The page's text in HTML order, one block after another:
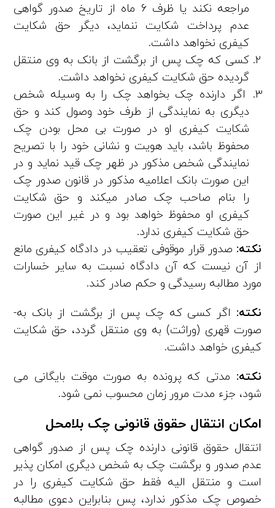
مراجعه نکند یا ظرف 6 ماه از تاریخ صدور گواهی
عدم پرداخت شکایت ننماید، دیگر حق شکایت
کیفری نخواهد داشت.
کسی که چک پس از برگشت از بانک به وی منتقل
گردیده حق شکایت کیفری نخواهد داشت.
اگر دارنده چک بخواهد چک را به وسیله شخص
دیگری به نمایندگی از طرف خود وصول کند و حق
شکایت کیفری او در صورت بی‌ محل بودن چک‌
محفوظ باشد، باید هویت و نشانی خود را با تصریح
نمایندگی شخص مذکور در ظهر چک قید نماید و در
این صورت بانک اعلامیه مذکور در قانون صدور چک
را بنام صاحب چک صادر می­کند و حق شکایت
کیفری او محفوظ خواهد بود و در غیر این صورت
حق شکایت کیفری ندارد.
نکته: صدور قرار موقوفی تعقیب در دادگاه کیفری مانع
از آن نیست که آن دادگاه نسبت به سایر خسارات
مورد مطالبه رسیدگی و حکم صادر کند.
نکته:اگر کسی که چک پس از برگشت از بانک به­
صورت قهری (وراثت) به وی منتقل گردد، حق شکایت
کیفری خواهد داشت.
نکته: مدتی که پرونده به صورت موقت بایگانی می‌
شود، جزء مدت مرور زمان محسوب نمی ­شود.
امکان انتقال حقوق قانونی چک بلامحل
انتقال حقوق قانونی دارنده چک پس از صدور گواهی
عدم صدور و برگشت چک به شخص دیگری امکان­ پذیر
است و منتقل­ الیه فقط حق شکایت کیفری را در
خصوص چک مذکور ندارد، پس بنابراین دعوی مطالبه